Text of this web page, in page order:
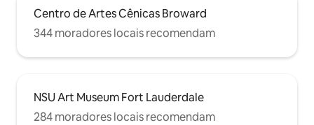
Centro de Artes Cênicas Broward
344 moradores locais recomendam
NSU Art Museum Fort Lauderdale
284 moradores locais recomendam